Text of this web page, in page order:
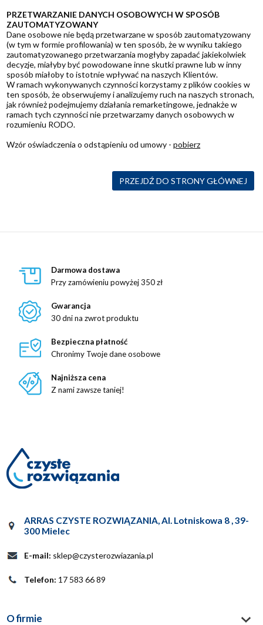
PRZETWARZANIE DANYCH OSOBOWYCH W SPOSÓB
ZAUTOMATYZOWANY
Dane osobowe nie będą przetwarzane w sposób zautomatyzowany
(w tym w formie profilowania) w ten sposób, że w wyniku takiego
zautomatyzowanego przetwarzania mogłyby zapadać jakiekolwiek
decyzje, miałyby być powodowane inne skutki prawne lub w inny
sposób miałoby to istotnie wpływać na naszych Klientów.
W ramach wykonywanych czynności korzystamy z plików cookies w
ten sposób, że obserwujemy i analizujemy ruch na naszych stronach,
jak również podejmujemy działania remarketingowe, jednakże w
ramach tych czynności nie przetwarzamy danych osobowych w
rozumieniu RODO.
Wzór oświadczenia o odstąpieniu od umowy -pobierz
PRZEJDŹ DO STRONY GŁÓWNEJ
Darmowa dostawa
Przy zamówieniu powyżej 350 zł
Gwarancja
30 dni na zwrot produktu
Bezpieczna płatność
Chronimy Twoje dane osobowe
Najniższa cena
Z nami zawsze taniej!
ARRAS CZYSTE ROZWIĄZANIA,Al. Lotniskowa 8,39-
300 Mielec
E-mail: sklep@czysterozwiazania.pl
Telefon: 17 583 66 89
O firmie